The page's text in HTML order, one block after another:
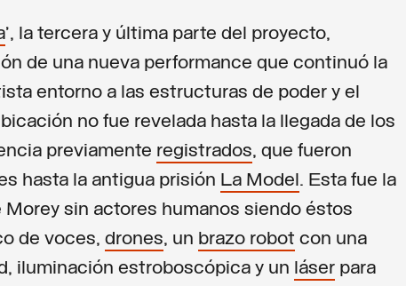
’, la tercera y última parte del proyecto,
de una nueva performance que continuó la
entorno a las estructuras de poder y el
no fue revelada hasta la llegada de los
previamente registrados, que fueron
hasta la antigua prisión La Model. Esta fue la
sin actores humanos siendo éstos
de voces, drones, un brazo robot con una
iluminación estroboscópica y un láser para